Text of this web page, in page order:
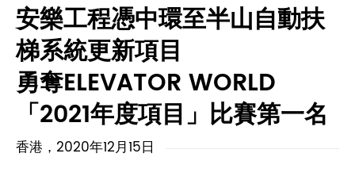
安樂工程憑中環至半山自動扶
梯系統更新項目
勇奪ELEVATOR WORLD
「2021年度項目」比賽第一名
香港，2020年12月15日